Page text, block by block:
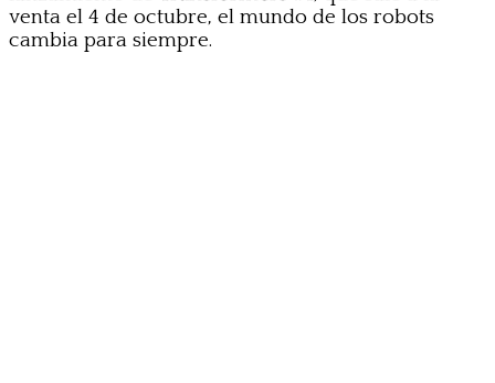
venta el 4 de octubre, el mundo de los robots
cambia para siempre.